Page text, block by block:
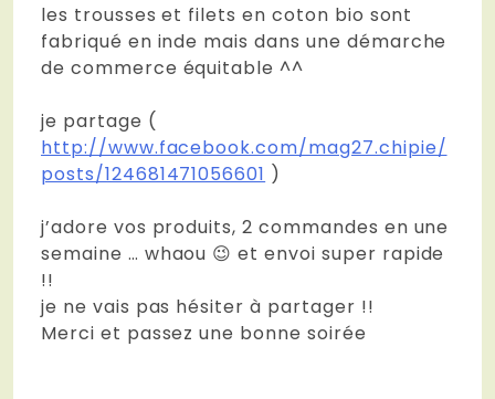
les trousses et filets en coton bio sont
fabriqué en inde mais dans une démarche
de commerce équitable ^^
je partage (
http://www.facebook.com/mag27.chipie/
posts/124681471056601 )
j’adore vos produits, 2 commandes en une
semaine … whaou 😉 et envoi super rapide
!!
je ne vais pas hésiter à partager !!
Merci et passez une bonne soirée